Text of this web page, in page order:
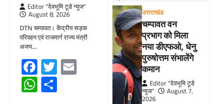
Editor "देवभूमि टूडे न्यूज"
August 8, 2026
DTN चम्पावत। केंद्रीय सड़क
परिवहन एवं राजमार्ग राज्य मंत्री
अजय…
Facebook
TwitterEmail
WhatsApp
उत्तराखंड
चम्पावत वन
प्रभाग को मिला
नया डीएफओ, धेनु
पुरुषोत्तम संभालेंगे
कमान
Editor "देवभूमि टूडे
न्यूज"
August 7,
2026